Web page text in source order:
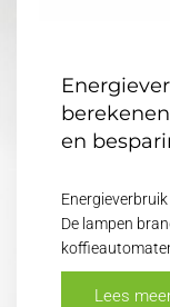
en
De lampen
Lees